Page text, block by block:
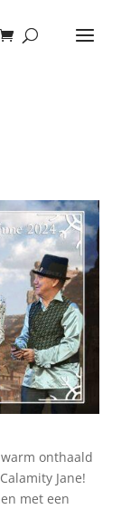
onthaald
Jane!
met een